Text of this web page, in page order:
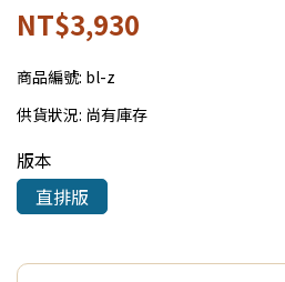
NT$3,930
商品編號: bl-z
供貨狀況: 尚有庫存
版本
直排版